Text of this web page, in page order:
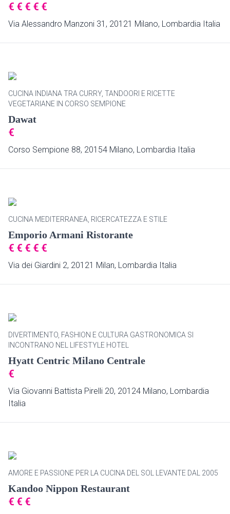
€ € € € €
Via Alessandro Manzoni 31, 20121 Milano, Lombardia Italia
CUCINA INDIANA TRA CURRY, TANDOORI E RICETTE
VEGETARIANE IN CORSO SEMPIONE
Dawat
€
Corso Sempione 88, 20154 Milano, Lombardia Italia
CUCINA MEDITERRANEA, RICERCATEZZA E STILE
Emporio Armani Ristorante
€ € € € €
Via dei Giardini 2, 20121 Milan, Lombardia Italia
DIVERTIMENTO, FASHION E CULTURA GASTRONOMICA SI
INCONTRANO NEL LIFESTYLE HOTEL
Hyatt Centric Milano Centrale
€
Via Giovanni Battista Pirelli 20, 20124 Milano, Lombardia
Italia
AMORE E PASSIONE PER LA CUCINA DEL SOL LEVANTE DAL 2005
Kandoo Nippon Restaurant
€ € €